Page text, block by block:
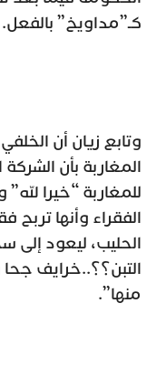
كـ”مداويخ” بالفعل.
وتابع زيان أن
المغاربة بأن
للمغاربة “خيرا
الحليب، ليعود إلى
التبن؟؟..خرايف جحا
منها”.